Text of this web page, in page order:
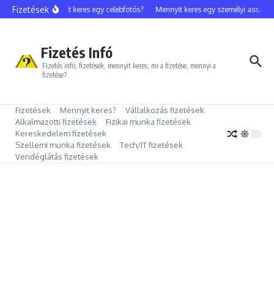
Ugrás a tartalomhoz
FizetésekMennyit keres egy celebfotós? Mennyit keres egy személyi
Fizetés Infó
Fizetés infó, fizetések, mennyit keres, mi a fizetése, mennyi a
fizetése?
Fizetések Mennyit keres?
Vállalkozás fizetések
Alkalmazotti fizetések
Fizikai munka fizetések
Kereskedelem fizetések
Szellemi munka fizetések
Tech/IT fizetések
Vendéglátás fizetések